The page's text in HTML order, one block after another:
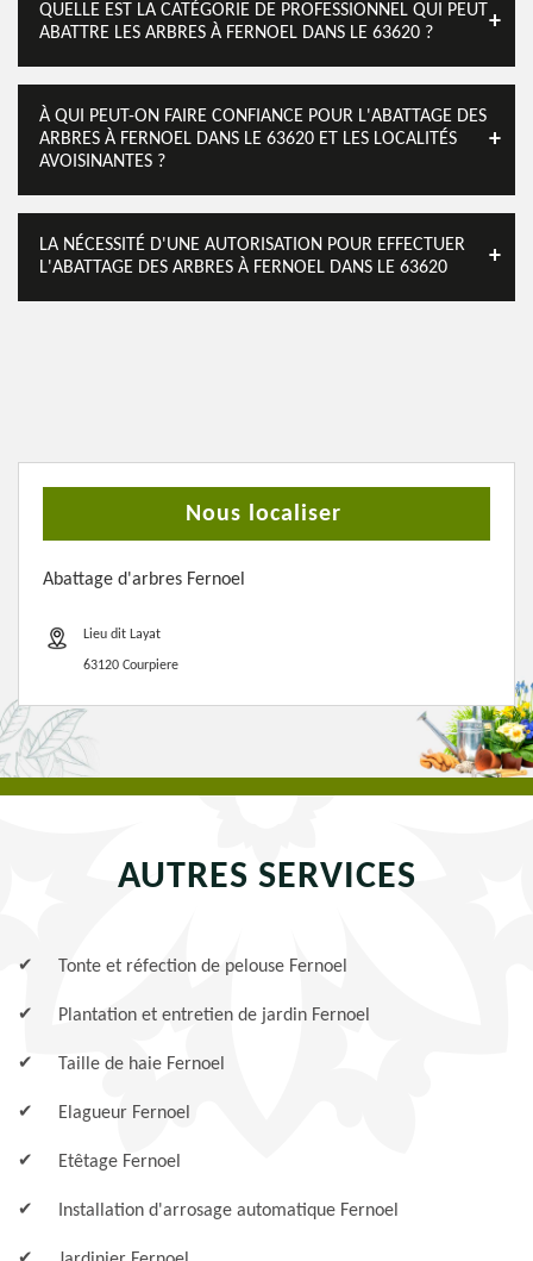
QUELLE EST LA CATÉGORIE DE PROFESSIONNEL QUI PEUT
ABATTRE LES ARBRES À FERNOEL DANS LE 63620 ?
À QUI PEUT-ON FAIRE CONFIANCE POUR L'ABATTAGE DES
ARBRES À FERNOEL DANS LE 63620 ET LES LOCALITÉS
AVOISINANTES ?
LA NÉCESSITÉ D'UNE AUTORISATION POUR EFFECTUER
L'ABATTAGE DES ARBRES À FERNOEL DANS LE 63620
Nous localiser
Abattage d'arbres Fernoel
Lieu dit Layat
63120 Courpiere
AUTRES SERVICES
Tonte et réfection de pelouse Fernoel
Plantation et entretien de jardin Fernoel
Taille de haie Fernoel
Elagueur Fernoel
Etêtage Fernoel
Installation d'arrosage automatique Fernoel